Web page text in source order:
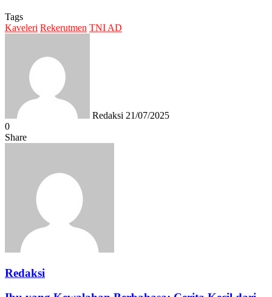
Tags
Kaveleri Rekerutmen TNI AD
Redaksi 21/07/2025
0
Share
Redaksi